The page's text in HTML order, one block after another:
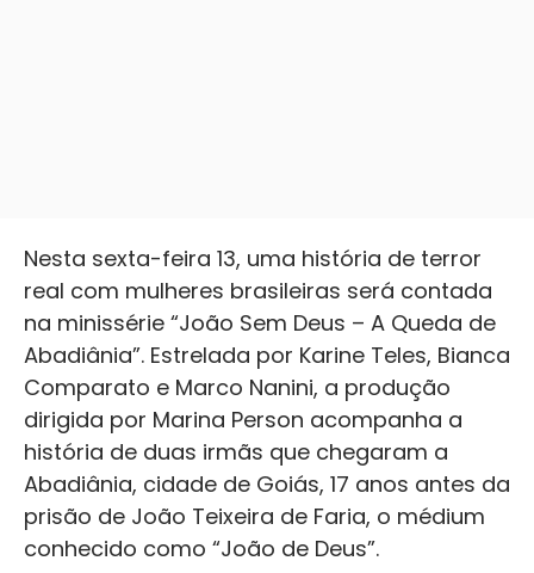
Nesta sexta-feira 13, uma história de terror
real com mulheres brasileiras será contada
na minissérie “João Sem Deus – A Queda de
Abadiânia”. Estrelada por Karine Teles, Bianca
Comparato e Marco Nanini, a produção
dirigida por Marina Person acompanha a
história de duas irmãs que chegaram a
Abadiânia, cidade de Goiás, 17 anos antes da
prisão de João Teixeira de Faria, o médium
conhecido como “João de Deus”.